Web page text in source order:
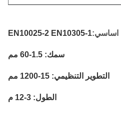
EN10025-2 EN10305-1
سمك: 1.5-60 مم
التطوير التنظيمي: 15-1200 مم
الطول: 3-12 م